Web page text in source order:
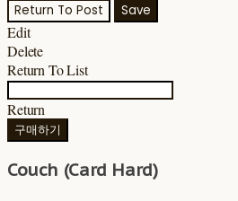
Return To Post Save
Edit
Delete
Return To List
Return
구매하기
Couch (Card Hard)